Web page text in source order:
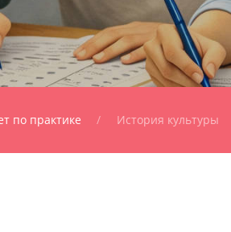
по практике История культуры